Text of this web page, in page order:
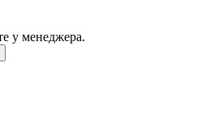
у менеджера.